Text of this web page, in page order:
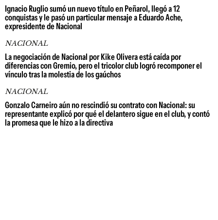
Ignacio Ruglio sumó un nuevo título en Peñarol, llegó a 12
conquistas y le pasó un particular mensaje a Eduardo Ache,
expresidente de Nacional
NACIONAL
La negociación de Nacional por Kike Olivera está caída por
diferencias con Gremio, pero el tricolor club logró recomponer el
vínculo tras la molestia de los gaúchos
NACIONAL
Gonzalo Carneiro aún no rescindió su contrato con Nacional: su
representante explicó por qué el delantero sigue en el club, y contó
la promesa que le hizo a la directiva